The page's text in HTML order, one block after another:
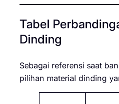
Tabel
Dinding
Sebagai referensi saat
pilihan material dinding